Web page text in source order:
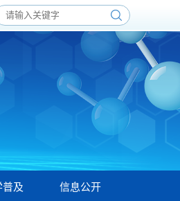
普及 信息公开